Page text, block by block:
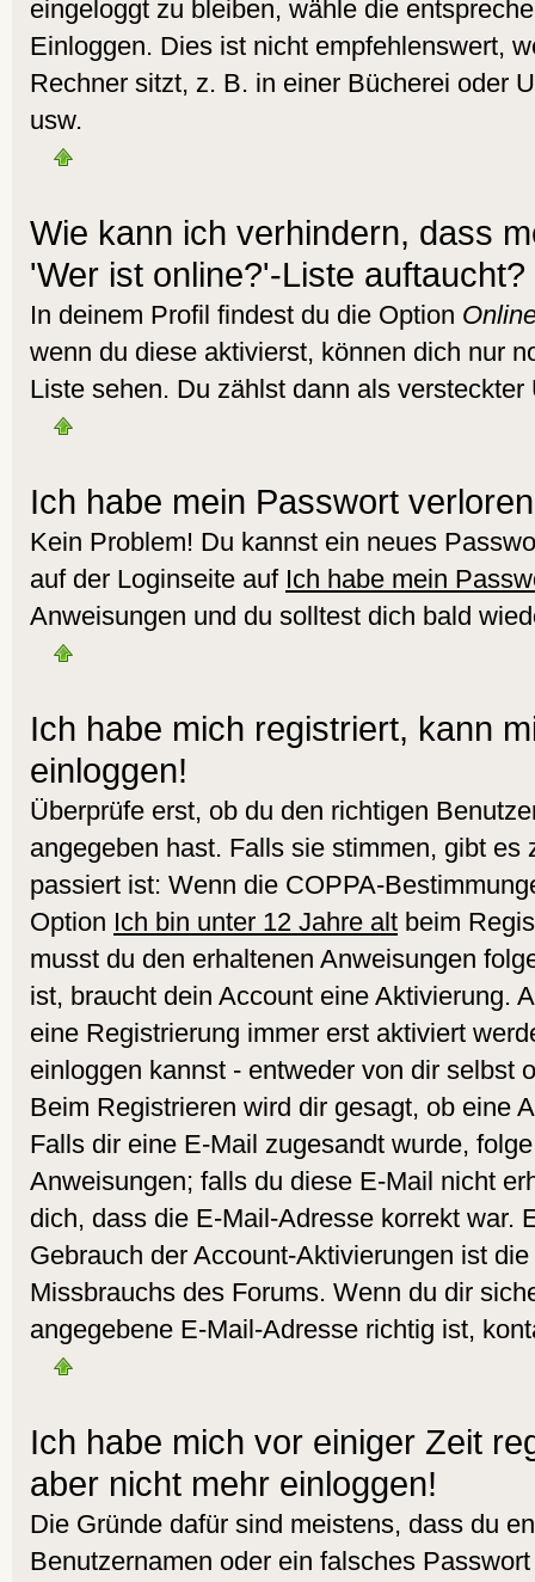
eingeloggt zu bleiben, wähle die
Einloggen. Dies ist nicht empfehlenswert,
Rechner sitzt, z. B. in einer Bücherei oder
usw.
Wie kann ich verhindern, dass
'Wer ist online?'-Liste auftaucht?
In deinem Profil findest du die Option
wenn du diese aktivierst, können dich nur
Liste sehen. Du zählst dann als versteckter
Ich habe mein Passwort
Kein Problem! Du kannst ein neues
auf der Loginseite auf Ich habe mein
Anweisungen und du solltest dich bald
Ich habe mich registriert, kann
einloggen!
Überprüfe erst, ob du den richtigen
angegeben hast. Falls sie stimmen, gibt es
passiert ist: Wenn die COPPA-
Option Ich bin unter 12 Jahre alt beim
musst du den erhaltenen Anweisungen
ist, braucht dein Account eine Aktivierung.
eine Registrierung immer erst aktiviert
einloggen kannst - entweder von dir selbst
Beim Registrieren wird dir gesagt, ob eine
Falls dir eine E-Mail zugesandt wurde,
Anweisungen; falls du diese E-Mail nicht
dich, dass die E-Mail-Adresse korrekt war.
Gebrauch der Account-Aktivierungen ist
Missbrauchs des Forums. Wenn du dir
angegebene E-Mail-Adresse richtig ist,
Ich habe mich vor einiger Zeit
aber nicht mehr einloggen!
Die Gründe dafür sind meistens, dass du
Benutzernamen oder ein falsches